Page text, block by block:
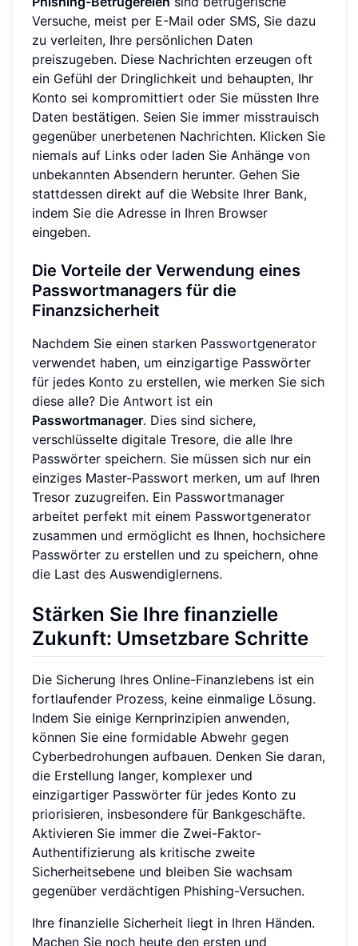
Versuche, meist per E-Mail oder SMS, Sie dazu
zu verleiten, Ihre persönlichen Daten
preiszugeben. Diese Nachrichten erzeugen oft
ein Gefühl der Dringlichkeit und behaupten, Ihr
Konto sei kompromittiert oder Sie müssten Ihre
Daten bestätigen. Seien Sie immer misstrauisch
gegenüber unerbetenen Nachrichten. Klicken Sie
niemals auf Links oder laden Sie Anhänge von
unbekannten Absendern herunter. Gehen Sie
stattdessen direkt auf die Website Ihrer Bank,
indem Sie die Adresse in Ihren Browser
eingeben.
Die Vorteile der Verwendung eines
Passwortmanagers für die
Finanzsicherheit
Nachdem Sie einen starken Passwortgenerator
verwendet haben, um einzigartige Passwörter
für jedes Konto zu erstellen, wie merken Sie sich
diese alle? Die Antwort ist ein
Passwortmanager. Dies sind sichere,
verschlüsselte digitale Tresore, die alle Ihre
Passwörter speichern. Sie müssen sich nur ein
einziges Master-Passwort merken, um auf Ihren
Tresor zuzugreifen. Ein Passwortmanager
arbeitet perfekt mit einem Passwortgenerator
zusammen und ermöglicht es Ihnen, hochsichere
Passwörter zu erstellen und zu speichern, ohne
die Last des Auswendiglernens.
Stärken Sie Ihre finanzielle
Zukunft: Umsetzbare Schritte
Die Sicherung Ihres Online-Finanzlebens ist ein
fortlaufender Prozess, keine einmalige Lösung.
Indem Sie einige Kernprinzipien anwenden,
können Sie eine formidable Abwehr gegen
Cyberbedrohungen aufbauen. Denken Sie daran,
die Erstellung langer, komplexer und
einzigartiger Passwörter für jedes Konto zu
priorisieren, insbesondere für Bankgeschäfte.
Aktivieren Sie immer die Zwei-Faktor-
Authentifizierung als kritische zweite
Sicherheitsebene und bleiben Sie wachsam
gegenüber verdächtigen Phishing-Versuchen.
Ihre finanzielle Sicherheit liegt in Ihren Händen.
Machen Sie noch heute den ersten und